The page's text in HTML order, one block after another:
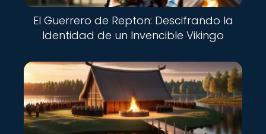
El Guerrero de Repton: Descifrando la
Identidad de un Invencible Vikingo